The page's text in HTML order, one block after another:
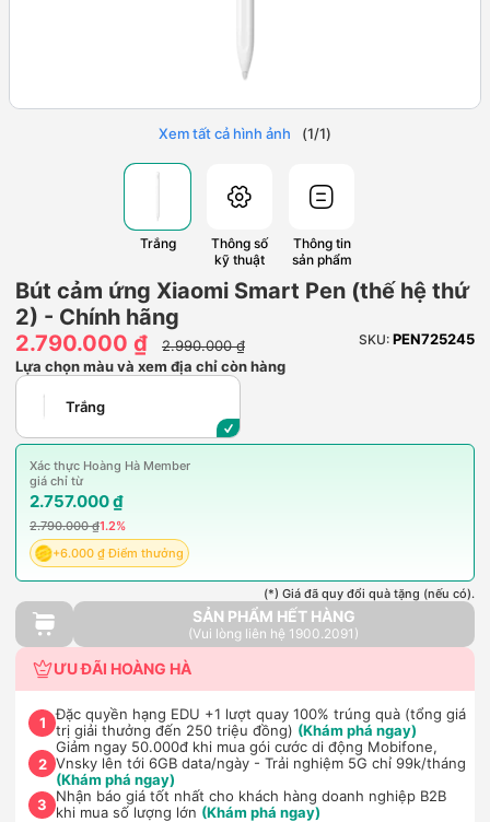
Xem tất cả hình ảnh (1/1)
Trắng
Thông số
kỹ thuật
Thông tin
sản phẩm
Bút cảm ứng Xiaomi Smart Pen (thế hệ thứ
2) - Chính hãng
2.790.000 ₫
2.990.000 ₫ SKU: PEN725245
Lựa chọn màu và xem địa chỉ còn hàng
Trắng
Xác thực Hoàng Hà Member
giá chỉ từ
2.757.000 ₫
2.790.000 ₫1.2%
+6.000 ₫ Điểm thưởng
(*) Giá đã quy đổi quà tặng (nếu có).
SẢN PHẨM HẾT HÀNG
(Vui lòng liên hệ 1900.2091)
ƯU ĐÃI HOÀNG HÀ
1
Đặc quyền hạng EDU +1 lượt quay 100% trúng quà (tổng giá
trị giải thưởng đến 250 triệu đồng) (Khám phá ngay)
2
Giảm ngay 50.000đ khi mua gói cước di động Mobifone,
Vnsky lên tới 6GB data/ngày - Trải nghiệm 5G chỉ 99k/tháng
(Khám phá ngay)
3
Nhận báo giá tốt nhất cho khách hàng doanh nghiệp B2B
khi mua số lượng lớn (Khám phá ngay)